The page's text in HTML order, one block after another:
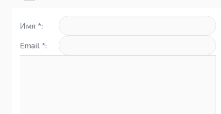
Имя *:
Email *: